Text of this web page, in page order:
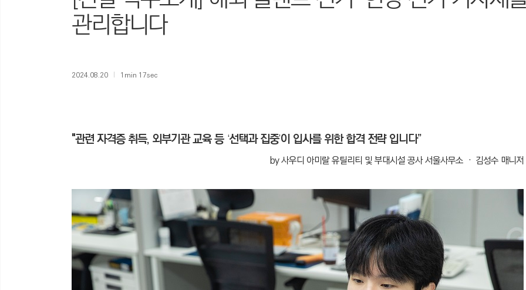
관리합니다
2024.08.20 1min 17sec
"관련 자격증 취득, 외부기관 교육 등 ‘선택과 집중’이 입사를 위한 합격 전략 입니다”
by 사우디 아미랄 유틸리티 및 부대시설 공사 서울사무소 ‧ 김성수 매니저